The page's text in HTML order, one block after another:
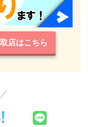
店はこちら